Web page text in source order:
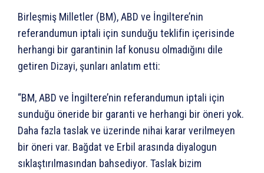
Birleşmiş Milletler (BM), ABD ve İngiltere’nin
referandumun iptali için sunduğu teklifin içerisinde
herhangi bir garantinin laf konusu olmadığını dile
getiren Dizayi, şunları anlatım etti:
“BM, ABD ve İngiltere’nin referandumun iptali için
sunduğu öneride bir garanti ve herhangi bir öneri yok.
Daha fazla taslak ve üzerinde nihai karar verilmeyen
bir öneri var. Bağdat ve Erbil arasında diyalogun
sıklaştırılmasından bahsediyor. Taslak bizim